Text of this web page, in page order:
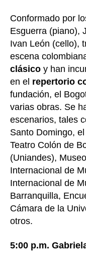
Conformado por
Esguerra (piano),
Ivan León (cello),
escena
clásico y han
en el repertorio
fundación, el
varias obras. Se
escenarios, tales
Santo Domingo,
Teatro Colón de
(Uniandes),
Internacional de
Internacional de
Barranquilla,
Cámara de la
otros.
5:00 p.m.